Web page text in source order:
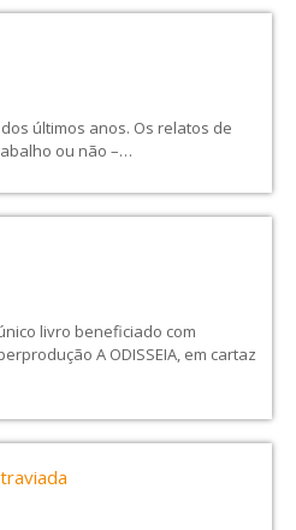
últimos anos. Os relatos de
ou não –…
livro beneficiado com
A ODISSEIA, em cartaz